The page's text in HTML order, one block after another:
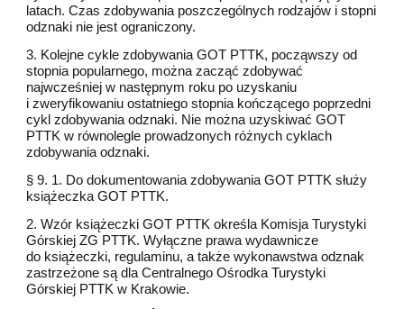
latach. Czas zdobywania poszczególnych rodzajów i stopni
odznaki nie jest ograniczony.
3. Kolejne cykle zdobywania GOT PTTK, począwszy od
stopnia popularnego, można zacząć zdobywać
najwcześniej w następnym roku po uzyskaniu
i zweryfikowaniu ostatniego stopnia kończącego poprzedni
cykl zdobywania odznaki. Nie można uzyskiwać GOT
PTTK w równolegle prowadzonych różnych cyklach
zdobywania odznaki.
§ 9. 1. Do dokumentowania zdobywania GOT PTTK służy
książeczka GOT PTTK.
2. Wzór książeczki GOT PTTK określa Komisja Turystyki
Górskiej ZG PTTK. Wyłączne prawa wydawnicze
do książeczki, regulaminu, a także wykonawstwa odznak
zastrzeżone są dla Centralnego Ośrodka Turystyki
Górskiej PTTK w Krakowie.